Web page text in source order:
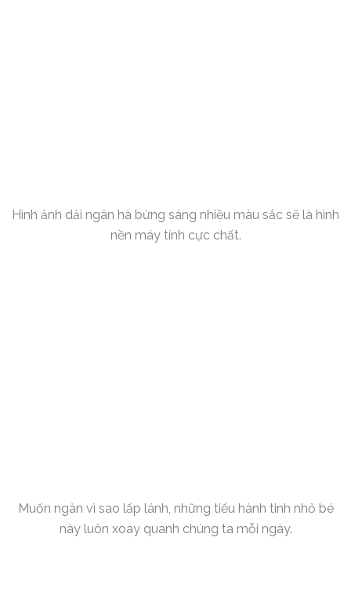
Hình ảnh dải ngân hà bừng sáng nhiều màu sắc sẽ là hình
nền máy tính cực chất.
Muốn ngàn vì sao lấp lánh, những tiểu hành tinh nhỏ bé
này luôn xoay quanh chúng ta mỗi ngày.